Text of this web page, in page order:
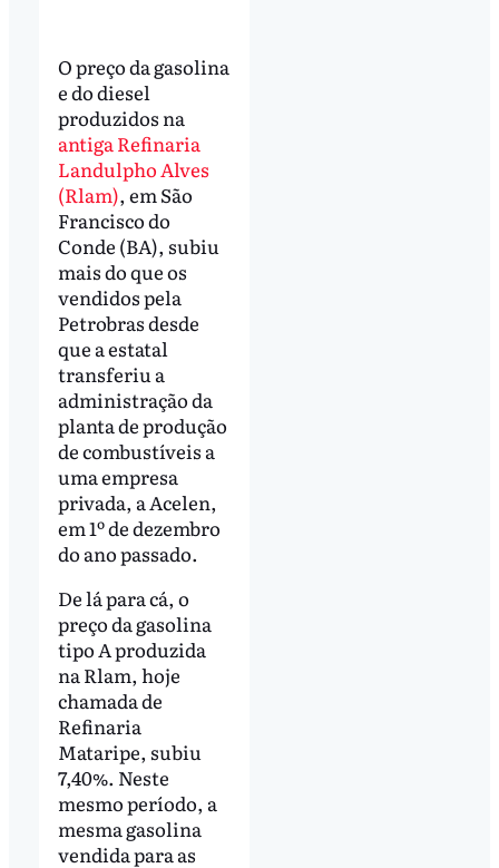
O preço da gasolina
e do diesel
produzidos na
antiga Refinaria
Landulpho Alves
(Rlam), em São
Francisco do
Conde (BA), subiu
mais do que os
vendidos pela
Petrobras desde
que a estatal
transferiu a
administração da
planta de produção
de combustíveis a
uma empresa
privada, a Acelen,
em 1º de dezembro
do ano passado.
De lá para cá, o
preço da gasolina
tipo A produzida
na Rlam, hoje
chamada de
Refinaria
Mataripe, subiu
7,40%. Neste
mesmo período, a
mesma gasolina
vendida para as